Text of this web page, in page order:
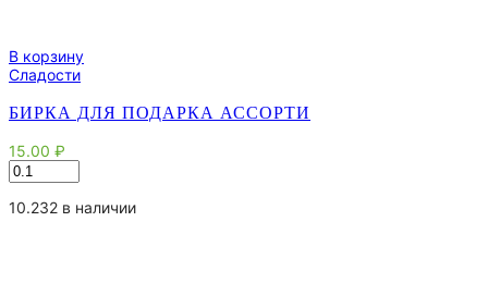
В корзину
Сладости
БИРКА ДЛЯ ПОДАРКА АССОРТИ
15.00 ₽
Количество
товара
Бирка
10.232 в наличии